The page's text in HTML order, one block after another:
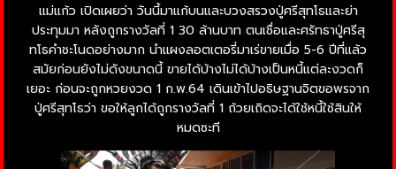
แม่แก้ว เปิดเผยว่า วันนี้มาแก้บนและบวงสรวงปู่ศรีสุทโธและย่า
ประทุมมา หลังถูกรางวัลที่ 1 30 ล้านบาท ตนเชื่อและศรัทธาปู่ศรีสุ
ทโธคำชะโนดอย่างมาก นำแผงลอตเตอรี่มาเร่ขายเมื่อ 5-6 ปีที่แล้ว
สมัยก่อนยังไม่ดังขนาดนี้ ขายได้บ้างไม่ได้บ้างเป็นหนี้แต่ละงวดก็
เยอะ ก่อนจะถูกหวยงวด 1 ก.พ.64 เดินเข้าไปอธิษฐานจิตขอพรจาก
ปู่ศรีสุทโธว่า ขอให้ลูกได้ถูกรางวัลที่ 1 ถ้วยเถิดจะได้ใช้หนี้ใช้สินให้
หมดซะที